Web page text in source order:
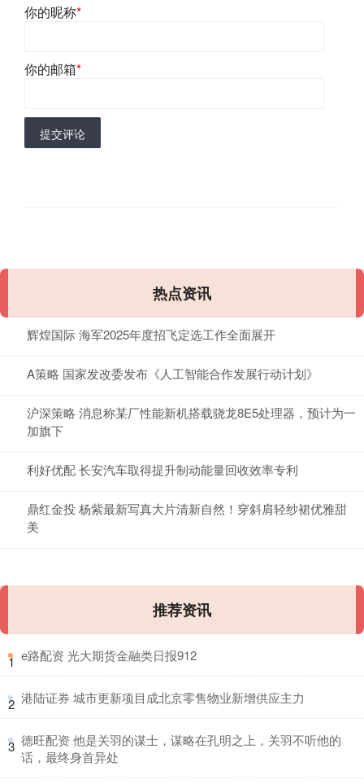
你的昵称*
你的邮箱*
提交评论
热点资讯
辉煌国际 海军2025年度招飞定选工作全面展开
A策略 国家发改委发布《人工智能合作发展行动计划》
沪深策略 消息称某厂性能新机搭载骁龙8E5处理器，预计为一
加旗下
利好优配 长安汽车取得提升制动能量回收效率专利
鼎红金投 杨紫最新写真大片清新自然！穿斜肩轻纱裙优雅甜
美
推荐资讯
1 ​e路配资 光大期货金融类日报912
2 ​港陆证券 城市更新项目成北京零售物业新增供应主力
3 ​德旺配资 他是关羽的谋士，谋略在孔明之上，关羽不听他的
话，最终身首异处